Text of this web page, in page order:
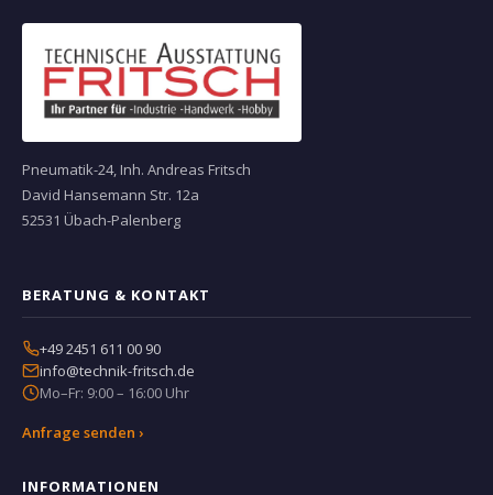
Pneumatik-24, Inh. Andreas Fritsch
David Hansemann Str. 12a
52531 Übach-Palenberg
BERATUNG & KONTAKT
+49 2451 611 00 90
info@technik-fritsch.de
Mo–Fr: 9:00 – 16:00 Uhr
Anfrage senden ›
INFORMATIONEN